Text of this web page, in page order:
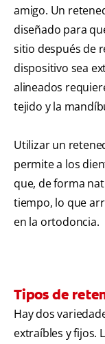
amigo. Un
diseñado para
sitio después de
dispositivo sea
alineados
tejido y la
Utilizar un
permite a los
que, de forma
tiempo, lo que
en la ortodoncia.
Tipos de
Hay dos
extraíbles y fijos.